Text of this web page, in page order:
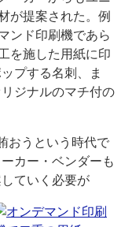
ポリシー
が提案された。例
ンド印刷機であら
を施した用紙に印
プする名刺、ま
ジナルのマチ付の
おうという時代で
カー・ベンダーも
ていく必要が